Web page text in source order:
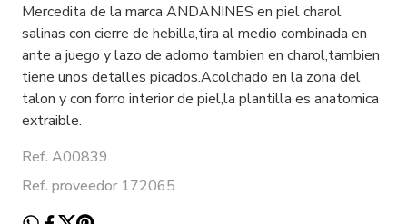
Mercedita de la marca ANDANINES en piel charol
salinas con cierre de hebilla,tira al medio combinada en
ante a juego y lazo de adorno tambien en charol,tambien
tiene unos detalles picados.Acolchado en la zona del
talon y con forro interior de piel,la plantilla es anatomica
extraible.
Ref. A00839
Ref. proveedor 172065